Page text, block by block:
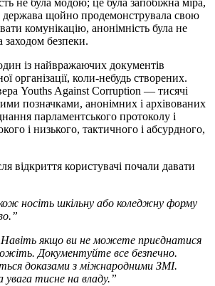
не була модою; це була запобіжна міра,
держава щойно продемонструвала свою
комунікацію, анонімність була не
безпеки.
із найвражаючих документів
організації, коли-небудь створених.
Youths Against Corruption — тисячі
позначками, анонімних і архівованих
парламентського протоколу і
і низького, тактичного і абсурдного,
відкриття користувачі почали давати
носіть шкільну або коледжну форму
якщо ви не можете приєднатися
Документуйте все безпечно.
доказами з міжнародними ЗМІ.
тисне на владу.”